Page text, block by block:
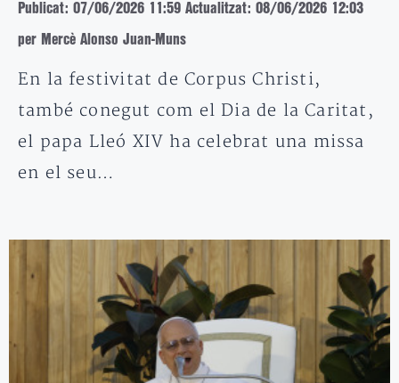
Publicat: 07/06/2026 11:59 Actualitzat: 08/06/2026 12:03
per Mercè Alonso Juan-Muns
En la festivitat de Corpus Christi,
també conegut com el Dia de la Caritat,
el papa Lleó XIV ha celebrat una missa
en el seu…